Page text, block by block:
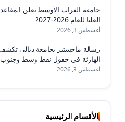
جامعة الفرات الأوسط تعلن
العليا للعام 2026-2027
أغسطس 3, 2026
رسالة ماجستير بجامعة ديالى
الهارثة في حقول نفط وسط وجنوب
أغسطس 3, 2026
الأقسام الرئيسية